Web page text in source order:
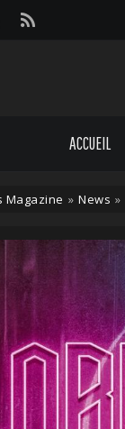
ACCUEIL
Magazine » News »